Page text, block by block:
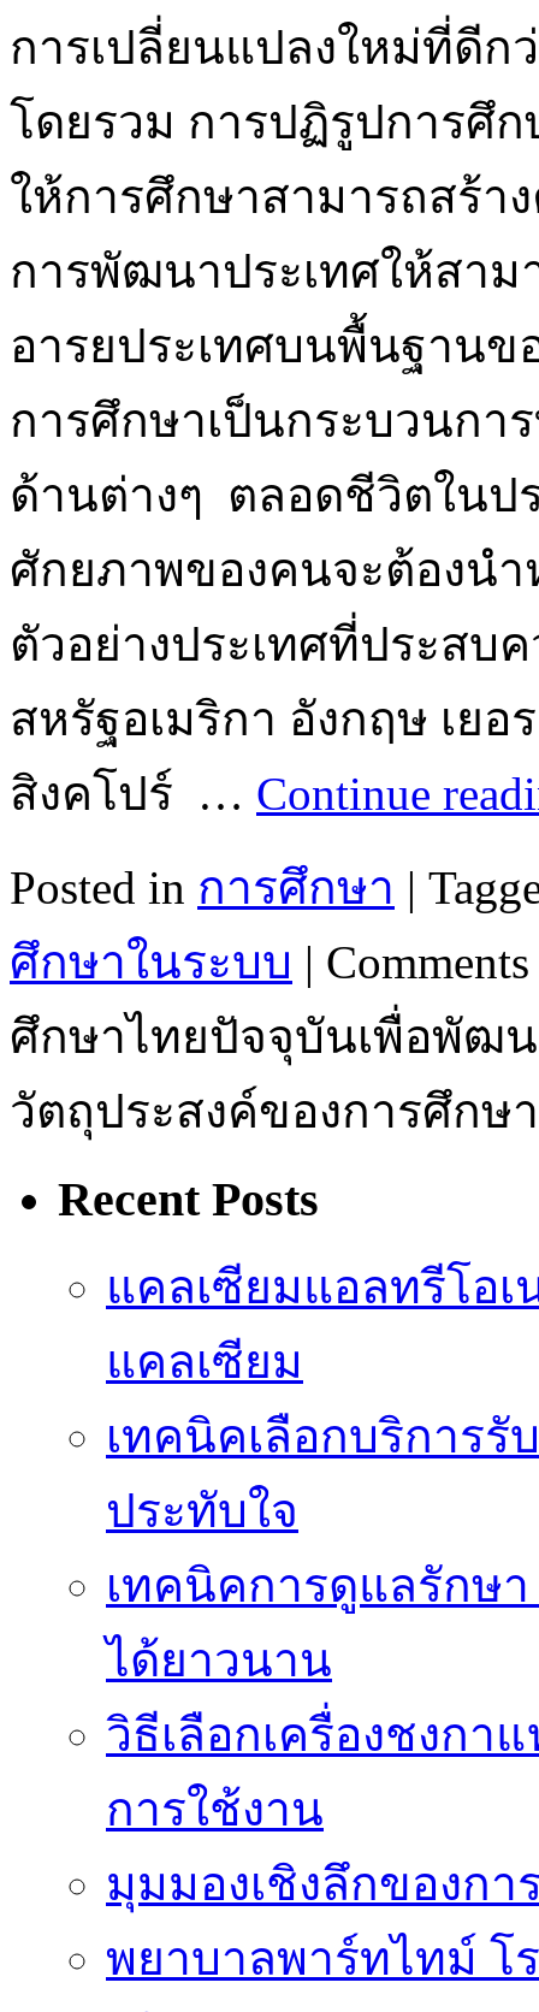
การเปลี่ยนแปลงใหม่ที่ดีก
โดยรวม การปฏิรูปการศึ
ให้การศึกษาสามารถสร้า
การพัฒนาประเทศให้สา
อารยประเทศบนพื้นฐาน
การศึกษาเป็นกระบวนก
ด้านต่างๆ ตลอดชีวิตใน
ศักยภาพของคนจะต้องน
ตัวอย่างประเทศที่ประส
สหรัฐอเมริกา อังกฤษ เย
สิงคโปร์ … Continue
Posted in การศึกษา |
ศึกษาในระบบ |
ศึกษาไทยปัจจุบันเพื่อพัฒ
วัตถุประสงค์ของการศึกษา
Recent Posts
แคลเซียมแอลทรีโอ
แคลเซียม
เทคนิคเลือกบริการรั
ประทับใจ
เทคนิคการดูแลรักษา
ได้ยาวนาน
วิธีเลือกเครื่องชงกา
การใช้งาน
มุมมองเชิงลึกของก
พยาบาลพาร์ทไทม์ โ